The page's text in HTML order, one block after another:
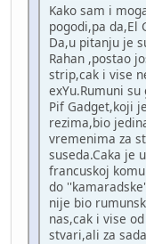
Kako sam i
pogodi,pa da,El
Da,u pitanju je
Rahan ,postao
strip,cak i vise
exYu.Rumuni
Pif Gadget,koji
rezima,bio
vremenima za
suseda.Caka je
francuskoj
do
nije bio
nas,cak i vise
stvari,ali za